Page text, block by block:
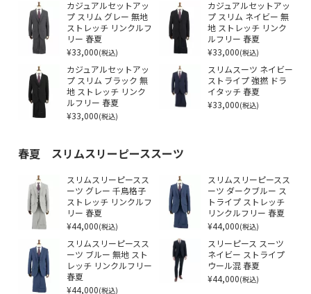
カジュアルセットアッ
プ スリム グレー 無地
ストレッチ リンクルフ
リー 春夏
¥33,000(税込)
カジュアルセットアッ
プ スリム ネイビー 無
地 ストレッチ リンク
ルフリー 春夏
¥33,000(税込)
カジュアルセットアッ
プ スリム ブラック 無
地 ストレッチ リンク
ルフリー 春夏
¥33,000(税込)
スリムスーツ ネイビー
ストライプ 強撚 ドラ
イタッチ 春夏
¥33,000(税込)
春夏 スリムスリーピーススーツ
スリムスリーピースス
ーツ グレー 千鳥格子
ストレッチ リンクルフ
リー 春夏
¥44,000(税込)
スリムスリーピースス
ーツ ダークブルー ス
トライプ ストレッチ
リンクルフリー 春夏
¥44,000(税込)
スリムスリーピースス
ーツ ブルー 無地 スト
レッチ リンクルフリー
春夏
¥44,000(税込)
スリーピース スーツ
ネイビー ストライプ
ウール混 春夏
¥44,000(税込)